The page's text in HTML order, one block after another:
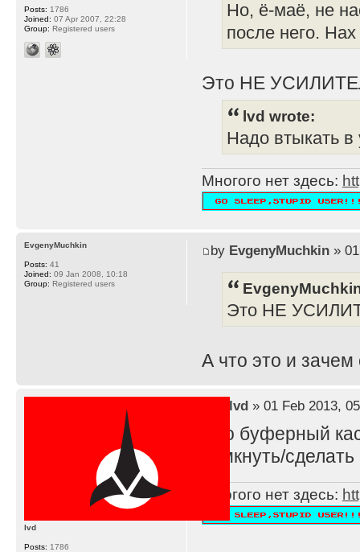
Но, ё-маё, не
после него.
Это НЕ
lvd wrote:
Надо втыкать в
Многого нет здесь:
Posts: 1786
Joined: 07 Apr 2007, 22:28
Group: Registered users
by EvgenyMuchkin» 01
Это НЕ
А что это и
EvgenyMuchkin
Posts: 41
Joined: 09 Jan 2008, 10:18
Group: Registered users
lvd» 01 Feb 2013,
Это буферный
замкнуть/
Многого нет здесь:
lvd
Posts: 1786